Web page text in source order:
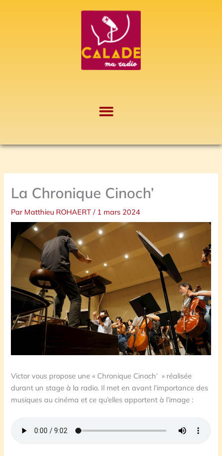
La Chronique Cinoch’
Par Matthieu ROHAERT/ 1 mars 2024
Victor vous propose une « Chronique Cinoch’ » réalisée
durant un stage à la radio. Il met en avant l’importance des
musiques au cinéma et ce qu’elles apportent à l’image :